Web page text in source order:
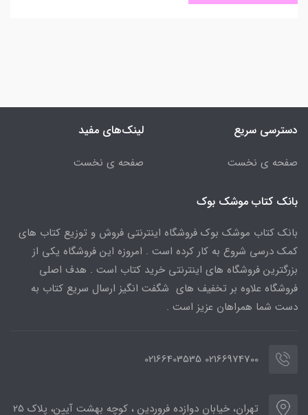
دسترسی سریع
صفحه ی نخست
لینک‌های مفید
صفحه ی نخست
بانک کتاب موشک بوک
بانک کتاب موشک بوک فروشگاه اینترنتی فروش و توزیع کتاب های
کمک درسی شروع به کار کرده است . امروزه این فروشگاه یکی از
بزرگترین فروشگاه های اینترنتی خرید کتاب است . هدف اصلی
فروشگاه علاوه بر تخفیف های شگفت انگیز ارسال سریع کتاب به
دست شما همراهان عزیز است .
02166974700 02166403535
تهران، خیابان دوازده فروردین ، کوچه بهشت آیین، پلاک 25